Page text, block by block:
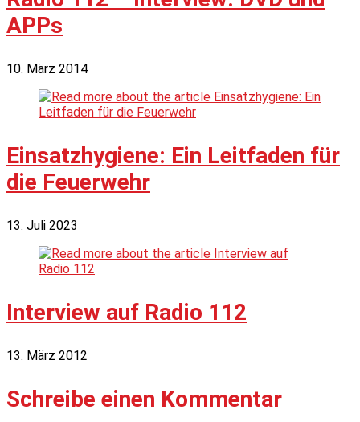
APPs
10. März 2014
Einsatzhygiene: Ein Leitfaden für
die Feuerwehr
13. Juli 2023
Interview auf Radio 112
13. März 2012
Schreibe einen Kommentar